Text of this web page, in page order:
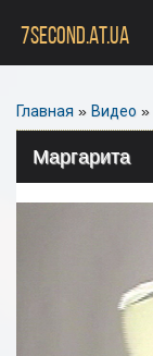
7SECOND.AT.UA
Главная » Видео »
Маргарита